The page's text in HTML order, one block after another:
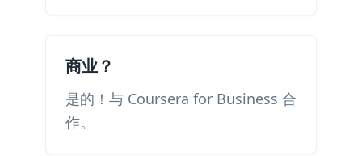
商业？
是的！与 Coursera for Business 合
作。